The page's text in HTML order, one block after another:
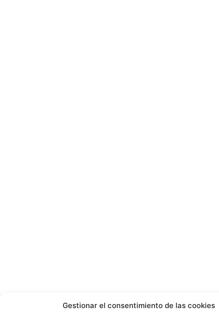
Gestionar el consentimiento de las cookies